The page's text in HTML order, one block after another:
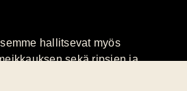
hallitsevat myös
sekä ripsien ja